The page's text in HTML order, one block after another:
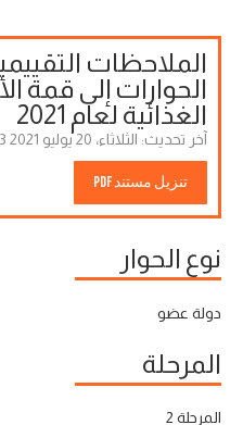
الملاحظات
الحوارات إلى قمة
الغذائية لعام 2021
آخر تحديث: الثلاثاء، 20 يوليو 2021 05:13 UTC
تنزيل مستند PDF
نوع الحوار
دولة عضو
المرحلة
المرحلة 2